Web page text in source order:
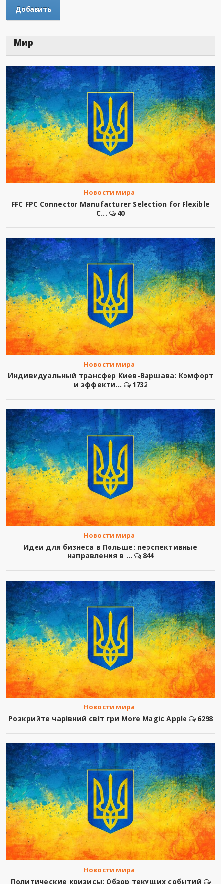
Мир
Новости мира
FFC FPC Connector Manufacturer Selection for Flexible
C...
40
Новости мира
Индивидуальный трансфер Киев-Варшава: Комфорт
и эффекти...
1732
Новости мира
Идеи для бизнеса в Польше: перспективные
направления в ...
844
Новости мира
Розкрийте чарівний світ гри More Magic Apple 6298
Новости мира
Политические кризисы: Обзор текущих событий